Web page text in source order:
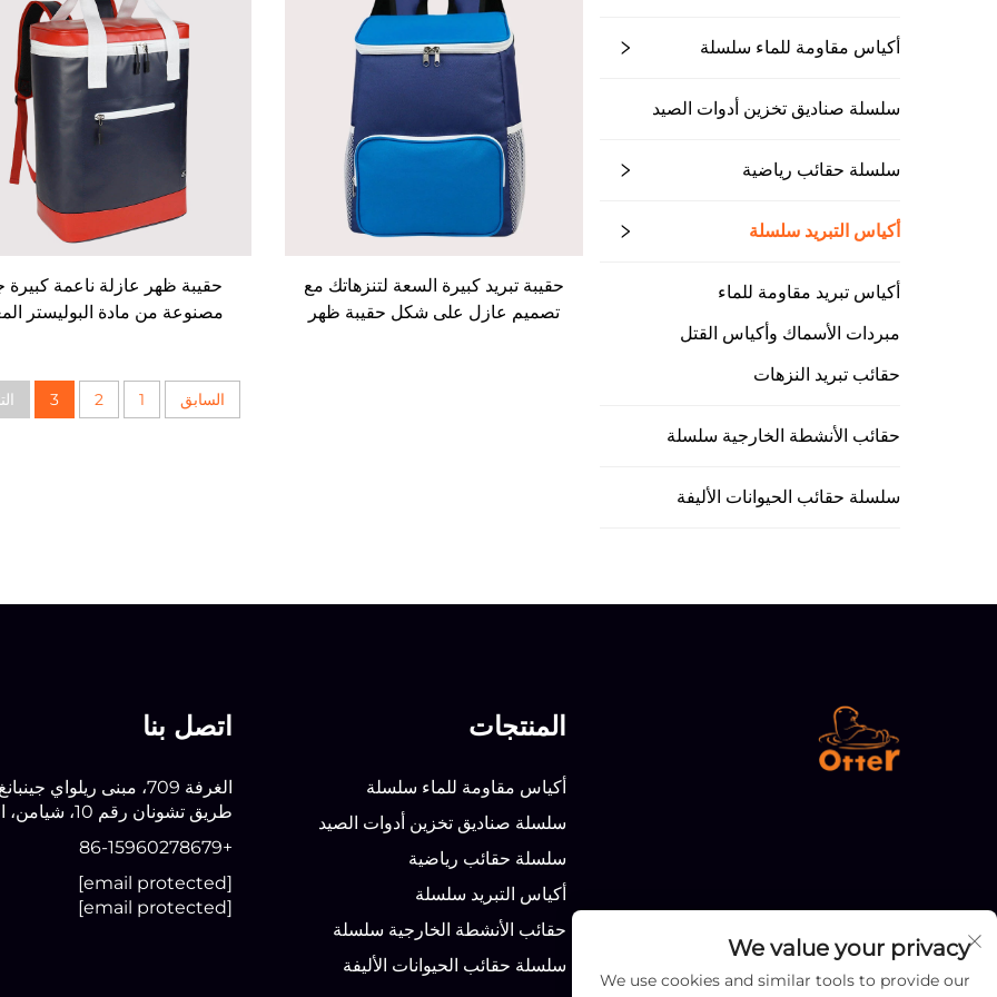
أكياس مقاومة للماء سلسلة
سلسلة صناديق تخزين أدوات الصيد
سلسلة حقائب رياضية
أكياس التبريد سلسلة
أكياس تبريد مقاومة للماء
مبردات الأسماك وأكياس القتل
حقائب تبريد النزهات
حقائب الأنشطة الخارجية سلسلة
سلسلة حقائب الحيوانات الأليفة
حقيبة تبريد كبيرة السعة لتنزهاتك مع
تصميم عازل على شكل حقيبة ظهر
حقيبة ظهر عازلة ناعمة كبيرة
مصنوعة من مادة البوليستر
السابق 1
2
3
المنتجات
أكياس مقاومة للماء سلسلة
سلسلة صناديق تخزين أدوات الصيد
سلسلة حقائب رياضية
أكياس التبريد سلسلة
حقائب الأنشطة الخارجية سلسلة
سلسلة حقائب الحيوانات الأليفة
اتصل بنا
الغرفة 709، مبنى ريلواي
طريق تشونان رقم 10، شيامن، الصين
+86-15960278679
[email protected]
[email protected]
We value your privacy
We use cookies and similar tools to provide our